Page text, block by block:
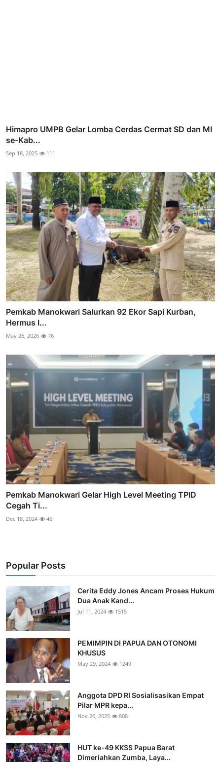
Himapro UMPB Gelar Lomba Cerdas Cermat SD dan MI
se-Kab...
Sep 18, 2025 111
Pemkab Manokwari Salurkan 92 Ekor Sapi Kurban,
Hermus I...
May 26, 2026 76
Pemkab Manokwari Gelar High Level Meeting TPID
Cegah Ti...
Dec 18, 2024 46
Popular Posts
Cerita Eddy Jones Ancam Proses Hukum
Dua Anak Kand...
Jul 11, 2024 1515
PEMIMPIN DI PAPUA DAN OTONOMI
KHUSUS
May 29, 2024 1249
Anggota DPD RI Sosialisasikan Empat
Pilar MPR kepa...
Nov 26, 2025 808
HUT ke-49 KKSS Papua Barat
Dimeriahkan Zumba, Laya...